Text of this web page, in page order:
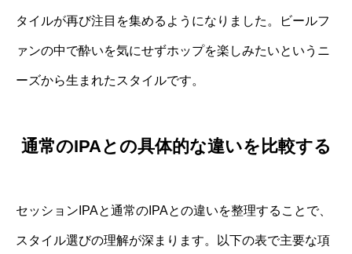
タイルが再び注目を集めるようになりました。ビールフ
ァンの中で酔いを気にせずホップを楽しみたいというニ
ーズから生まれたスタイルです。
通常のIPAとの具体的な違いを比較する
セッションIPAと通常のIPAとの違いを整理することで、
スタイル選びの理解が深まります。以下の表で主要な項